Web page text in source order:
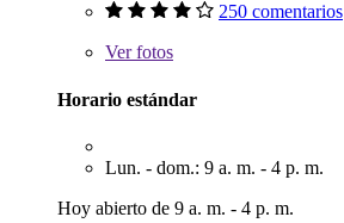
250 comentarios
Verfotos
Horario estándar
Lun. - dom.: 9 a. m. - 4 p. m.
Hoy abierto de 9 a. m. - 4 p. m.